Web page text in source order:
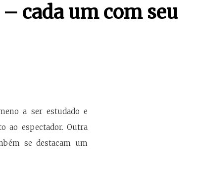
cada um com seu
a ser estudado e
ao espectador. Outra
se destacam um